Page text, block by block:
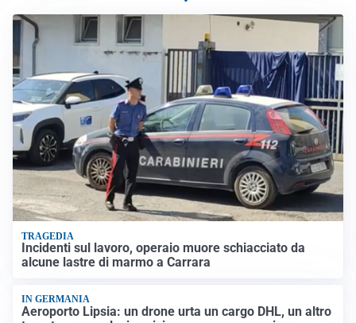
TRAGEDIA
Incidenti sul lavoro, operaio muore schiacciato da
alcune lastre di marmo a Carrara
IN GERMANIA
Aeroporto Lipsia: un drone urta un cargo DHL, un altro